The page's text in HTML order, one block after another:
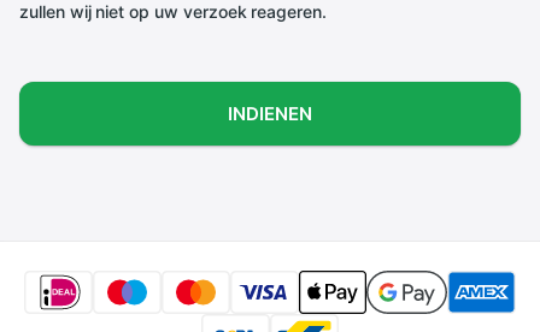
zullen wij niet op uw verzoek reageren.
INDIENEN